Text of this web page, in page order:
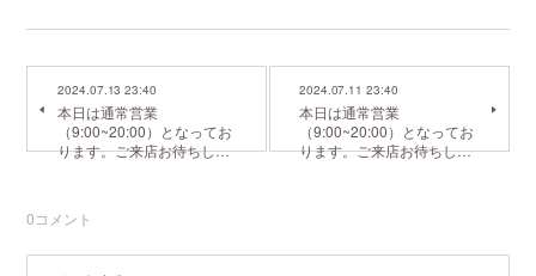
2024.07.13 23:40
本日は通常営業
（9:00~20:00）となってお
ります。ご来店お待ちし…
2024.07.11 23:40
本日は通常営業
（9:00~20:00）となってお
ります。ご来店お待ちし…
0コメント